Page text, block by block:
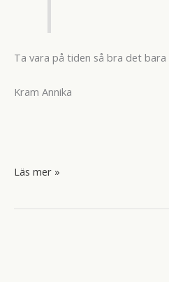
Ta vara på tiden så bra det bara
Kram Annika
Kvällsmat
Läs mer »